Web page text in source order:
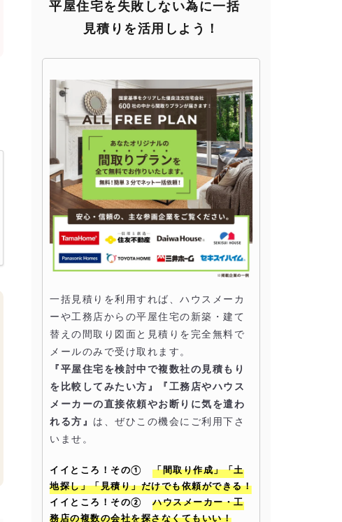
平屋住宅を失敗しない為に一括
見積りを活用しよう！
一括見積りを利用すれば、ハウスメーカ
ーや工務店からの平屋住宅の新築・建て
替えの間取り図面と見積りを完全無料で
メールのみで受け取れます。
『平屋住宅を検討中で複数社の見積もり
を比較してみたい方』『工務店やハウス
メーカーの直接依頼やお断りに気を遣わ
れる方』 は、ぜひこの機会にご利用下さ
いませ。
イイところ！その①
「間取り作成」「土
地探し」「見積り」だけでも依頼ができる！
イイところ！その②
ハウスメーカー・工
務店の複数の会社を探さなくてもいい！